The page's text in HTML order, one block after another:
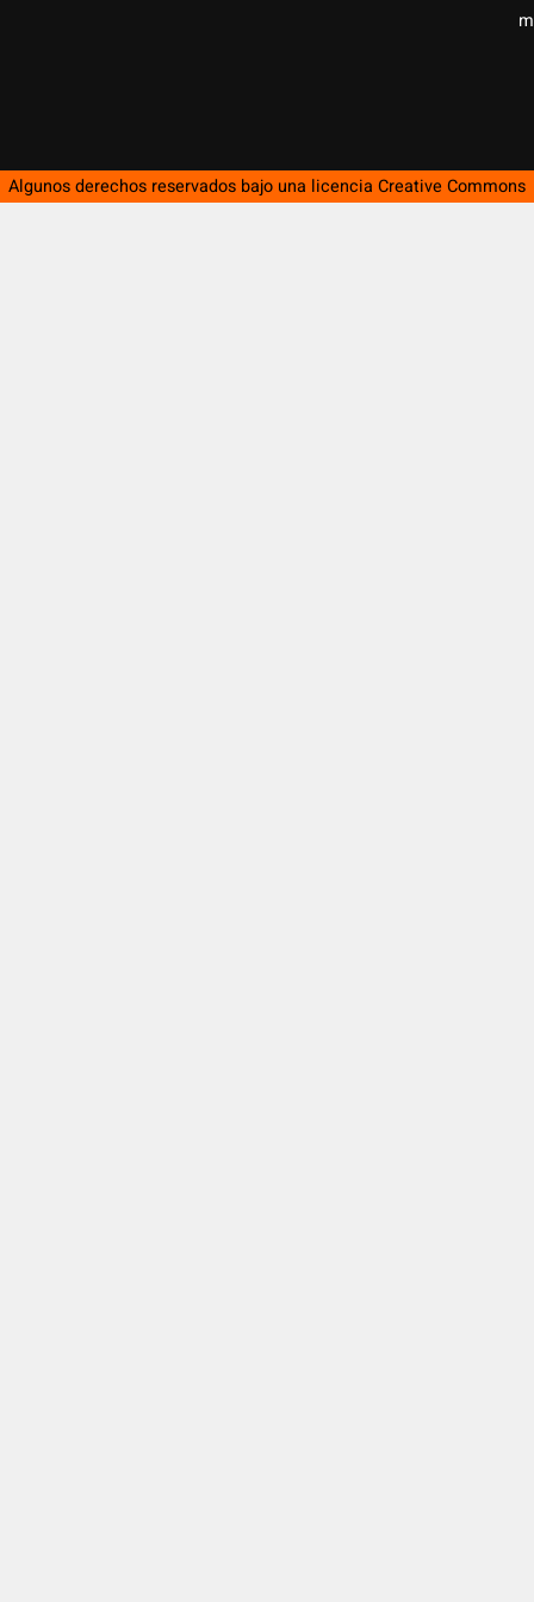
Algunos derechos reservados bajo una licencia Creative Commons